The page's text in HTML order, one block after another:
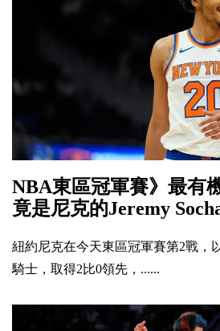
NBA東區冠軍賽》最有
竟是尼克的Jeremy
紐約尼克在今天東區冠軍賽第2戰，
騎士，取得2比0領先，......